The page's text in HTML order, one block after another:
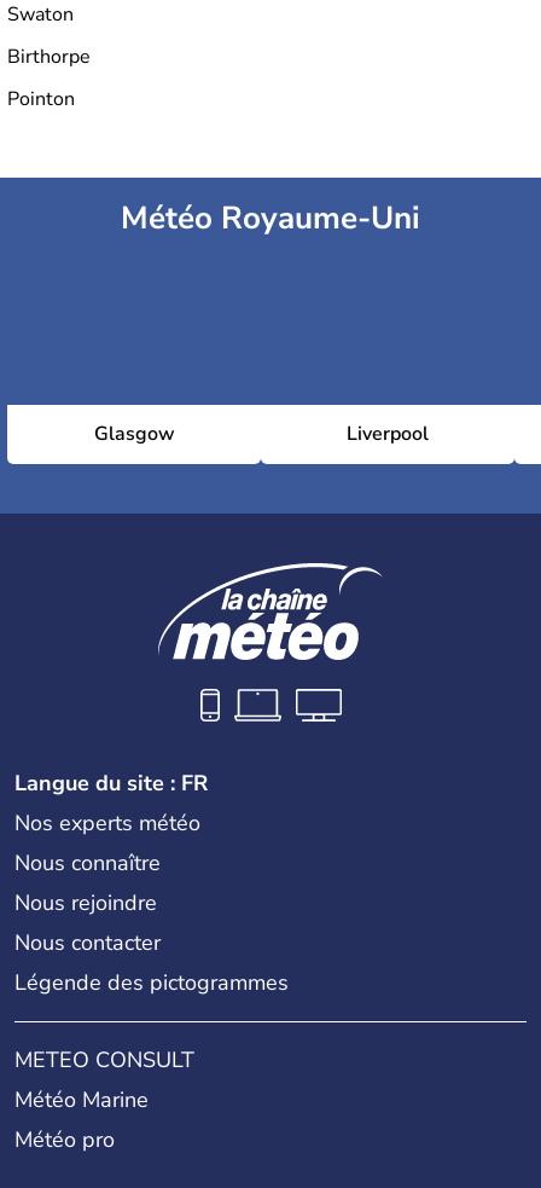
Swaton
Birthorpe
Pointon
Météo Royaume-Uni
Glasgow Liverpool
Langue du site : FR
Nos experts météo
Nous connaître
Nous rejoindre
Nous contacter
Légende des pictogrammes
METEO CONSULT
Météo Marine
Météo pro